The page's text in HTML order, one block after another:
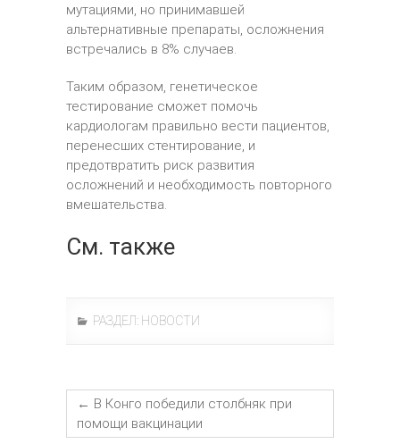
мутациями, но принимавшей
альтернативные препараты, осложнения
встречались в 8% случаев.
Таким образом, генетическое
тестирование сможет помочь
кардиологам правильно вести пациентов,
перенесших стентирование, и
предотвратить риск развития
осложнений и необходимость повторного
вмешательства.
См. также
РАЗДЕЛ: НОВОСТИ
← В Конго победили столбняк при
помощи вакцинации